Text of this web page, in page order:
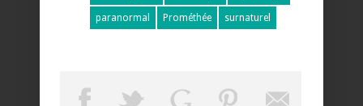
paranormal Prométhée surnaturel